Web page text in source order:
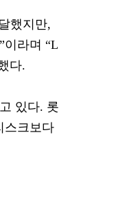
했지만,
이라며 “L
다.
있다. 롯
스크보다